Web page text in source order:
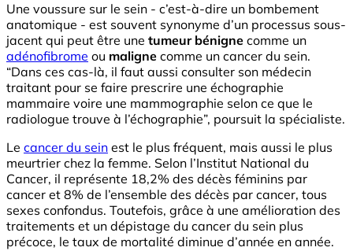
Une voussure sur le sein - c’est-à-dire un bombement
anatomique - est souvent synonyme d’un processus sous-
jacent qui peut être une tumeur bénigne comme un
adénofibrome ou maligne comme un cancer du sein.
“Dans ces cas-là, il faut aussi consulter son médecin
traitant pour se faire prescrire une échographie
mammaire voire une mammographie selon ce que le
radiologue trouve à l’échographie”, poursuit la spécialiste.
Le cancer du sein est le plus fréquent, mais aussi le plus
meurtrier chez la femme. Selon l’Institut National du
Cancer, il représente 18,2% des décès féminins par
cancer et 8% de l’ensemble des décès par cancer, tous
sexes confondus. Toutefois, grâce à une amélioration des
traitements et un dépistage du cancer du sein plus
précoce, le taux de mortalité diminue d’année en année.